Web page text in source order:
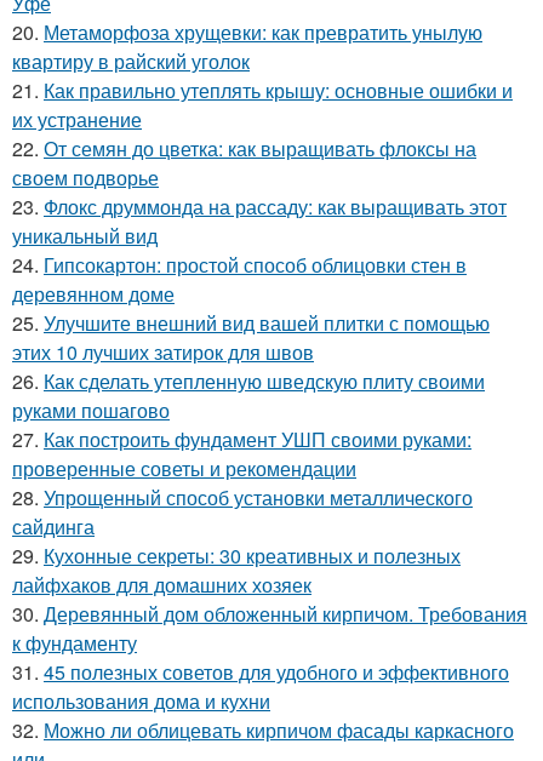
20. Метаморфоза хрущевки: как превратить унылую
квартиру в райский уголок
21. Как правильно утеплять крышу: основные ошибки и
их устранение
22. От семян до цветка: как выращивать флоксы на
своем подворье
23. Флокс друммонда на рассаду: как выращивать этот
уникальный вид
24. Гипсокартон: простой способ облицовки стен в
деревянном доме
25. Улучшите внешний вид вашей плитки с помощью
этих 10 лучших затирок для швов
26. Как сделать утепленную шведскую плиту своими
руками пошагово
27. Как построить фундамент УШП своими руками:
проверенные советы и рекомендации
28. Упрощенный способ установки металлического
сайдинга
29. Кухонные секреты: 30 креативных и полезных
лайфхаков для домашних хозяек
30. Деревянный дом обложенный кирпичом. Требования
к фундаменту
31. 45 полезных советов для удобного и эффективного
использования дома и кухни
32. Можно ли облицевать кирпичом фасады каркасного